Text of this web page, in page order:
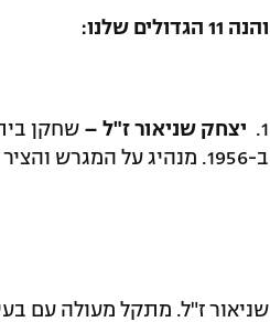
והנה 11 הגדולים שלנו:
1. יצחק שניאור ז"ל – שחקן
ב-1956. מנהיג על המגרש והציר המרכזי בקבוצתו ובנבחרת, מתקל מעולה עם בעיטה עוצמתית.
שניאור ז"ל. מתקל מעולה עם